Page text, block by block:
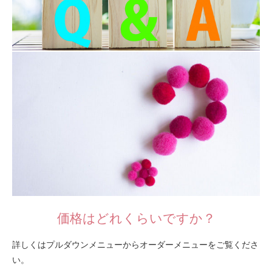
価格はどれくらいですか？
詳しくはプルダウンメニューからオーダーメニューをご覧くださ
い。